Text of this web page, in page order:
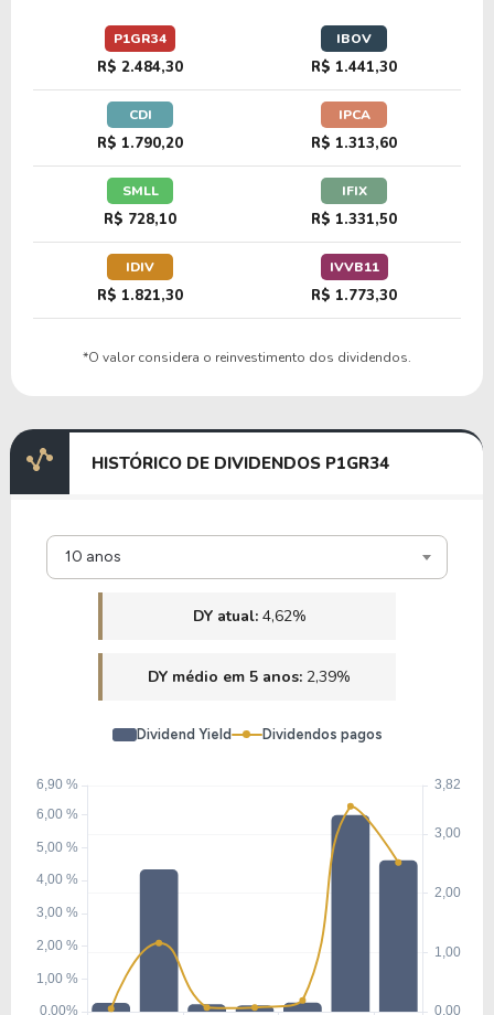
P1GR34
R$ 2.484,30
IBOV
R$ 1.441,30
CDI
R$ 1.790,20
IPCA
R$ 1.313,60
SMLL
R$ 728,10
IFIX
R$ 1.331,50
IDIV
R$ 1.821,30
IVVB11
R$ 1.773,30
*O valor considera o reinvestimento dos dividendos.
HISTÓRICO DE DIVIDENDOS P1GR34
10 anos
DY atual: 4,62%
DY médio em 5 anos: 2,39%
Dividend Yield Dividendos pagos